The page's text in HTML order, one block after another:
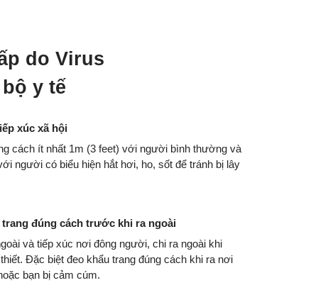
do Virus
y tế
xúc xã hội
cách ít nhất 1m (3 feet) với người bình thường và
người có biểu hiện hắt hơi, ho, sốt để tránh bị lây
trang đúng cách trước khi ra ngoài
và tiếp xúc nơi đông người, chi ra ngoài khi
Đặc biệt đeo khẩu trang đúng cách khi ra nơi
bạn bị cảm cúm.